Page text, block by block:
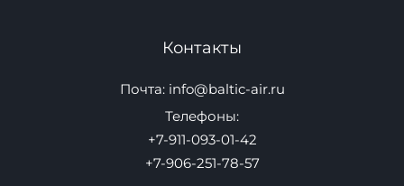
Почта:info@baltic-air.ru
Телефоны:
+7-911-093-01-42